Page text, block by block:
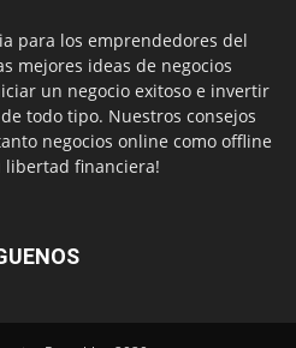
para los emprendedores del
mejores ideas de negocios
un negocio exitoso e invertir
todo tipo. Nuestros consejos
negocios online como offline
libertad financiera!